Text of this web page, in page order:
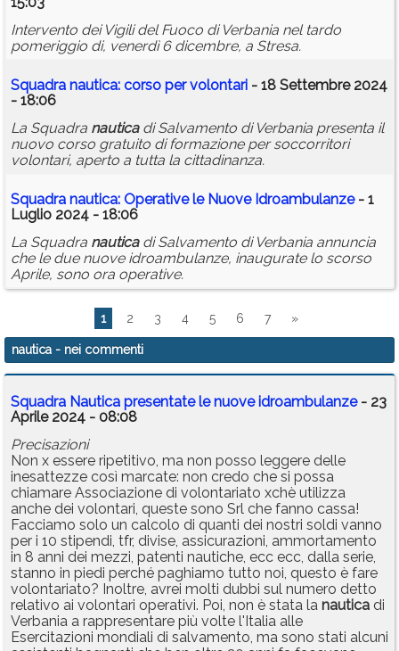
Intervento dei Vigili del Fuoco di Verbania nel tardo
pomeriggio di, venerdì 6 dicembre, a Stresa.
Squadra nautica: corso per volontari - 18 Settembre 2024
- 18:06
La Squadra nauticadi Salvamento di Verbania presenta il
nuovo corso gratuito di formazione per soccorritori
volontari, aperto a tutta la cittadinanza.
Squadra nautica: Operative le Nuove Idroambulanze- 1
Luglio 2024 - 18:06
La Squadra nauticadi Salvamento di Verbania annuncia
che le due nuove idroambulanze, inaugurate lo scorso
Aprile, sono ora operative.
1 2 3 4 5 6 7 »
nautica - nei commenti
Squadra Nautica presentate le nuove idroambulanze- 23
Aprile 2024 - 08:08
Precisazioni
Non x essere ripetitivo, ma non posso leggere delle
inesattezze così marcate: non credo che si possa
chiamare Associazione di volontariato xchè utilizza
anche dei volontari, queste sono Srl che fanno cassa!
Facciamo solo un calcolo di quanti dei nostri soldi vanno
per i 10 stipendi, tfr, divise, assicurazioni, ammortamento
in 8 anni dei mezzi, patenti nautiche, ecc ecc, dalla serie,
stanno in piedi perché paghiamo tutto noi, questo è fare
volontariato? Inoltre, avrei molti dubbi sul numero detto
relativo ai volontari operativi. Poi, non è stata la nautica di
Verbania a rappresentare più volte l'Italia alle
Esercitazioni mondiali di salvamento, ma sono stati alcuni